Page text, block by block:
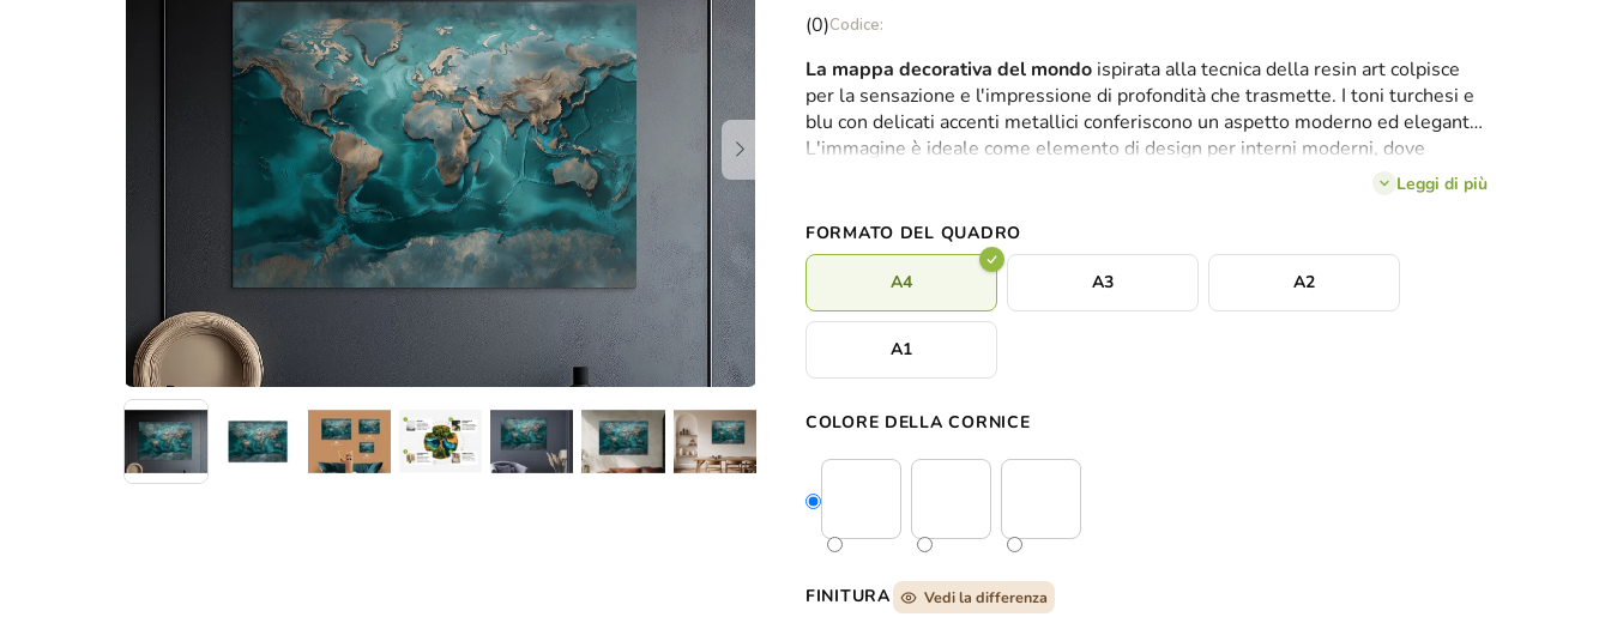
La
media
del
prodotto
è
5
stelle.
(0)
La mappa decorativa del mondo ispirata alla tecnica della resin art colpisce
per la sensazione e l'impressione di profondità che trasmette. I toni turchesi e
blu con delicati accenti metallici conferiscono un aspetto moderno ed elegante.
L'immagine è ideale come elemento di design per interni moderni, dove
Leggi di più
FORMATO DEL QUADRO
A4 A3 A2
A1
COLORE DELLA CORNICE
FINITURA Vedi la differenza